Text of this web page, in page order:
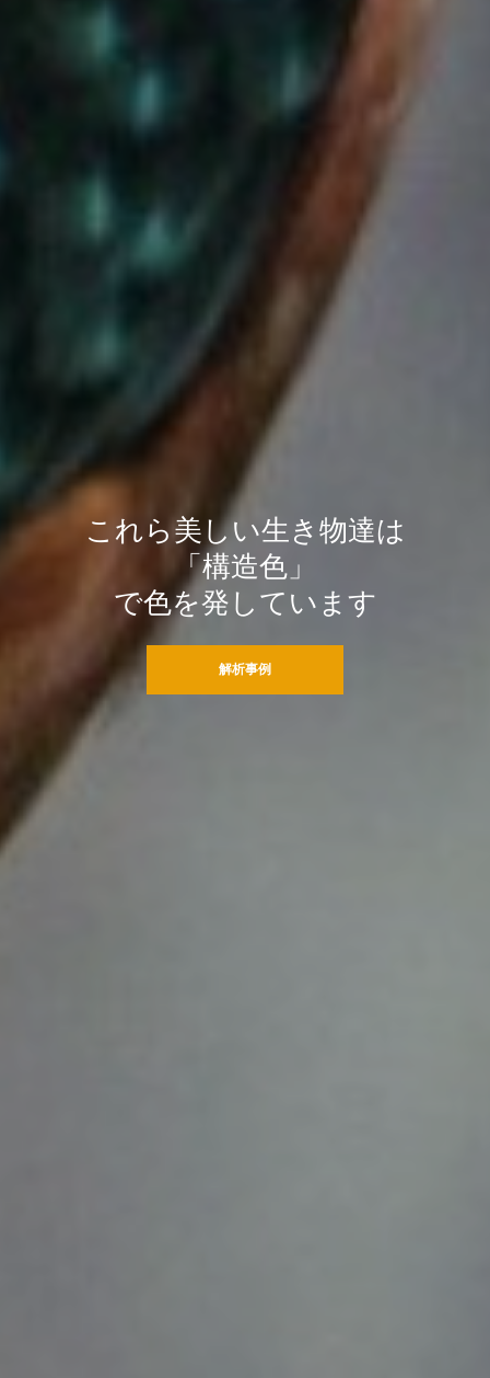
これら美しい生き物達は
「構造色」
で色を発しています
解析事例